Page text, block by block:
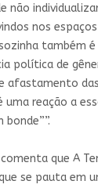
não
nos espaços
também
política de
afastamento
reação a
bonde””.
que A
se pauta em